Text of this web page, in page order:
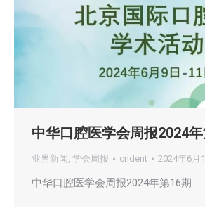
中华口腔医学会周报2024
业界新闻 , 学会周报 cndent 2024年6月
中华口腔医学会周报2024年第16期